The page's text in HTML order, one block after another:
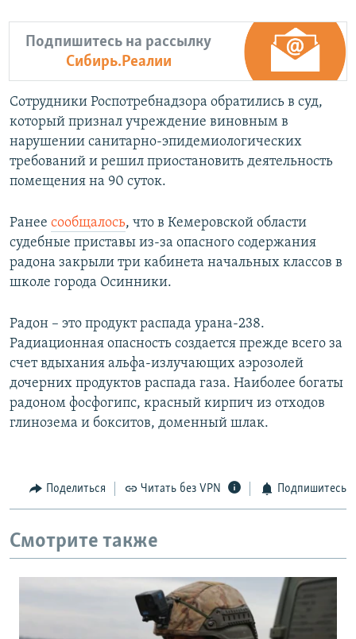
Подпишитесь на рассылку
Сибирь.Реалии
Сотрудники Роспотребнадзора обратились в суд,
который признал учреждение виновным в
нарушении санитарно-эпидемиологических
требований и решил приостановить деятельность
помещения на 90 суток.
Ранее сообщалось, что в Кемеровской области
судебные приставы из-за опасного содержания
радона закрыли три кабинета начальных классов в
школе города Осинники.
Радон – это продукт распада урана-238.
Радиационная опасность создается прежде всего за
счет вдыхания альфа-излучающих аэрозолей
дочерних продуктов распада газа. Наиболее богаты
радоном фосфогипс, красный кирпич из отходов
глинозема и бокситов, доменный шлак.
Поделиться Читать без VPN Подпишитесь
Смотрите также